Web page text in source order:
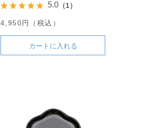
5.0 （1）
4,950円（税込）
カートに入れる